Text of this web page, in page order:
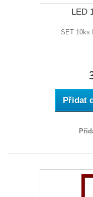
LED
SET 10ks
Přidat